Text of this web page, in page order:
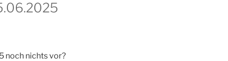
noch nichts vor?